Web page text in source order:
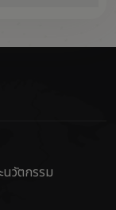
นวัตกรรม